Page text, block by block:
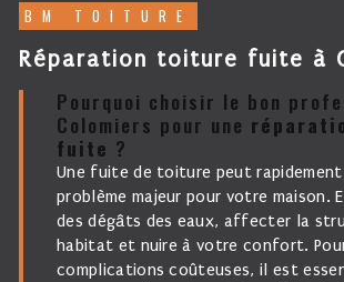
BM TOITURE
réparation toiture fuite à
Pourquoi choisir le bon professionnel à
Colomiers pour une
fuite ?
Une fuite de toiture peut rapidement devenir un
problème majeur pour votre maison.
des dégâts des eaux, affecter la
habitat et nuire à votre confort.
complications coûteuses, il est